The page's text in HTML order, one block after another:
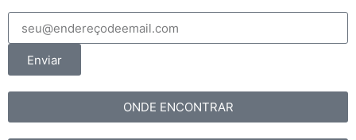
Enviar
ONDE ENCONTRAR